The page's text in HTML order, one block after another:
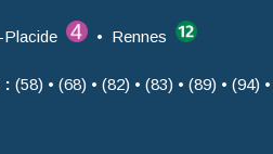
Placide • Rennes
: (58) • (68) • (82) • (83) • (89) • (94)